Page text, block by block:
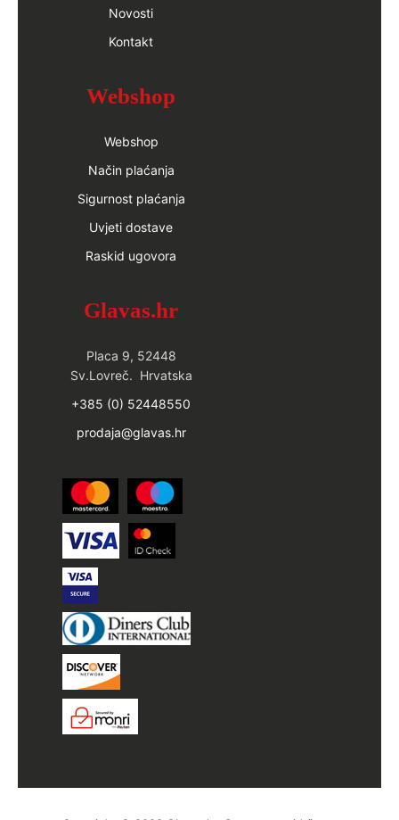
Novosti
Kontakt
Webshop
Webshop
Način plaćanja
Sigurnost plaćanja
Uvjeti dostave
Raskid ugovora
Glavas.hr
Placa 9, 52448
Sv.Lovreč. Hrvatska
+385 (0) 52448550
prodaja@glavas.hr